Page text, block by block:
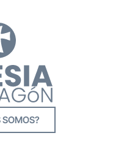
SOMOS?